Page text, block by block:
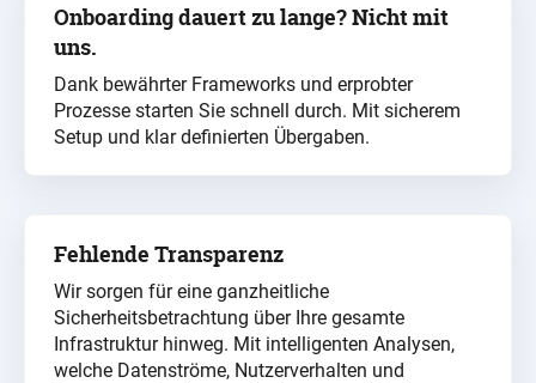
Onboarding dauert zu lange? Nicht mit
uns.
Dank bewährter Frameworks und erprobter
Prozesse starten Sie schnell durch. Mit sicherem
Setup und klar definierten Übergaben.
Fehlende Transparenz
Wir sorgen füreine ganzheitliche
Sicherheitsbetrachtung überIhre gesamte
Infrastruktur hinweg. Mit intelligenten Analysen,
welche Datenströme, Nutzerverhalten und